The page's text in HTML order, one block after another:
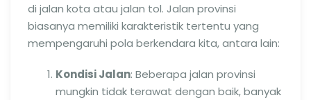
di jalan kota atau jalan tol. Jalan provinsi
biasanya memiliki karakteristik tertentu yang
mempengaruhi pola berkendara kita, antara lain:
Kondisi Jalan: Beberapa jalan provinsi
mungkin tidak terawat dengan baik, banyak